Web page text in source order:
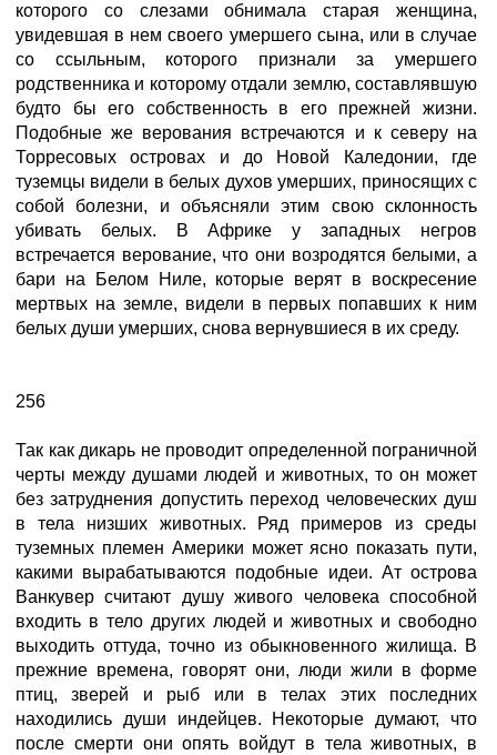
которого со слезами обнимала старая женщина,
увидевшая в нем своего умершего сына, или в случае
со ссыльным, которого признали за умершего
родственника и которому отдали землю, составлявшую
будто бы его собственность в его прежней жизни.
Подобные же верования встречаются и к северу на
Торресовых островах и до Новой Каледонии, где
туземцы видели в белых духов умерших, приносящих с
собой болезни, и объясняли этим свою склонность
убивать белых. В Африке у западных негров
встречается верование, что они возродятся белыми, а
бари на Белом Ниле, которые верят в воскресение
мертвых на земле, видели в первых попавших к ним
белых души умерших, снова вернувшиеся в их среду.
256
Так как дикарь не проводит определенной пограничной
черты между душами людей и животных, то он может
без затруднения допустить переход человеческих душ
в тела низших животных. Ряд примеров из среды
туземных племен Америки может ясно показать пути,
какими вырабатываются подобные идеи. Ат острова
Ванкувер считают душу живого человека способной
входить в тело других людей и животных и свободно
выходить оттуда, точно из обыкновенного жилища. В
прежние времена, говорят они, люди жили в форме
птиц, зверей и рыб или в телах этих последних
находились души индейцев. Некоторые думают, что
после смерти они опять войдут в тела животных, в